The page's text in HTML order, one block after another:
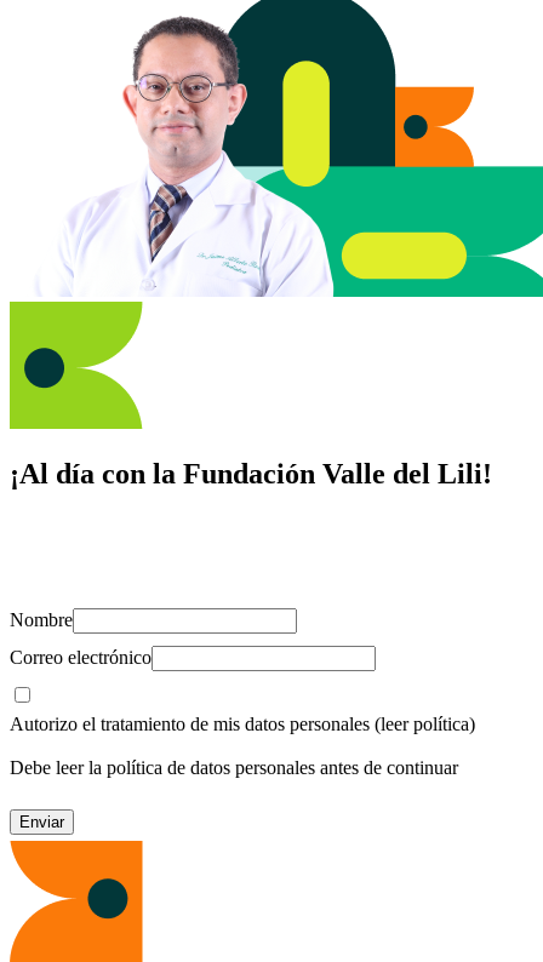
¡Al día con la Fundación Valle del Lili!
Nombre
Correo electrónico
Autorizo el tratamiento de mis datos personales (leer política)
Debe leer la política de datos personales antes de continuar